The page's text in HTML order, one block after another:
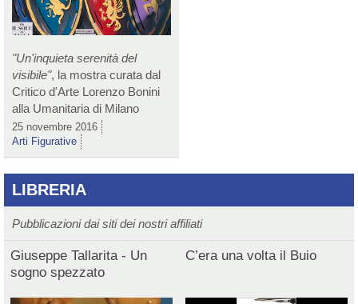
"Un'inquieta serenità del
visibile", la mostra curata dal
Critico d'Arte Lorenzo Bonini
alla Umanitaria di Milano
25 novembre 2016
Arti Figurative
LIBRERIA
Pubblicazioni dai siti dei nostri affiliati
Giuseppe Tallarita - Un
sogno spezzato
C’era una volta il Buio